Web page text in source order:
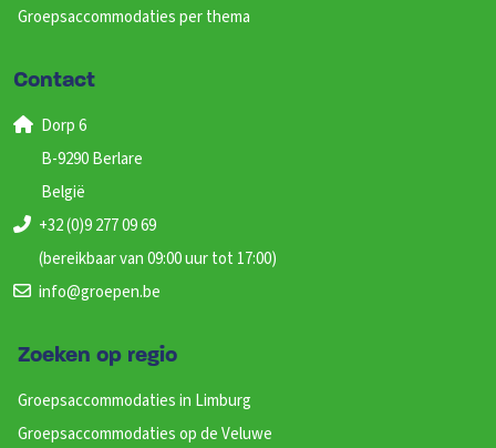
Groepsaccommodaties per thema
Contact
Dorp 6
B-9290 Berlare
België
+32 (0)9 277 09 69
(bereikbaar van 09:00 uur tot 17:00)
info@groepen.be
Zoeken op regio
Groepsaccommodaties in Limburg
Groepsaccommodaties op de Veluwe